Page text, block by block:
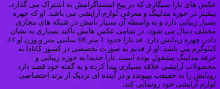
عکس های تارا سیگاری که در پیج اینستاگرامش به اشتراک می گذارد،
بیشتر در حوزه مدلینگ و معرفی لوازم آرایشی می باشد. او که چهره
بسیار زیبایی دارد و به واسطه آن بسیار نامش در شبکه های مجازی
مختلف دنبال می شود، در تمامی عکس هایش تاکید بسیاری به نشان
دادن چهره زیبایش دارد. قد تارا حدود 1 متر 68 سانتی متر و وزن او 44
کیلوگرم می باشد. او از قدیم به صورت تخصصی در کشور کانادا به
حرفه مدلینگ مشغول بوده است. تارا جدیدا به حوزه زیبایی و
محصولات آرایشی علاقه بسیاری پیدا کرده و به گفته خود قصد دارد
رویایش را به حقیقت بپیوندد و در آینده ای نزدیک از برند اختصاصی
لوازم آرایشی خود رونمایی کند.